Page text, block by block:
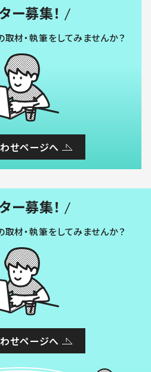
ー募集！
取材・執筆をしてみませんか？
せページへ
ー募集！
取材・執筆をしてみませんか？
せページへ